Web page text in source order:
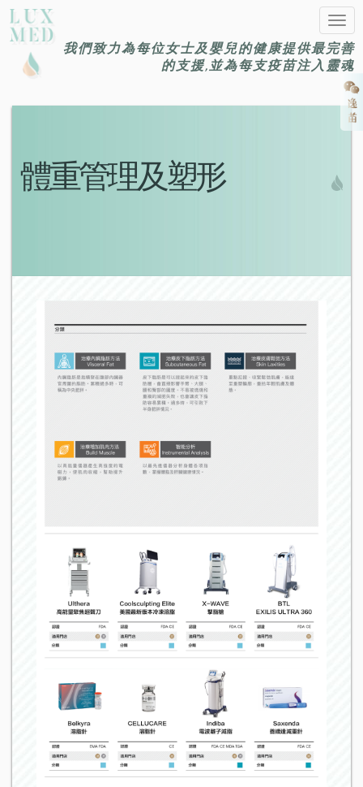
我們致力為每位女士及嬰兒的健康提供最完善
的支援,並為每支疫苗注入靈魂
體重管理及塑形